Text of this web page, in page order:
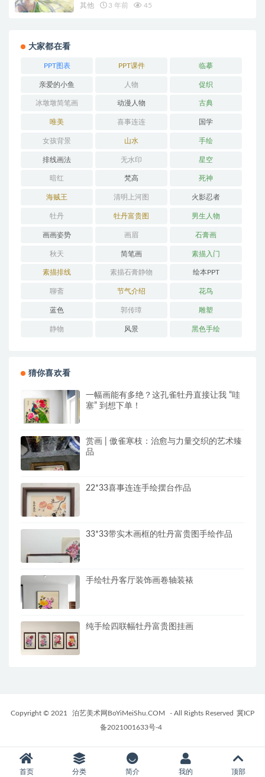
其他 3 年前 45
大家都在看
PPT图表 PPT课件 临摹
亲爱的小鱼 人物 促织
冰墩墩简笔画 动漫人物 古典
唯美 喜事连连 国学
女孩背景 山水 手绘
排线画法 无水印 星空
暗红 梵高 死神
海贼王 清明上河图 火影忍者
牡丹 牡丹富贵图 男生人物
画画姿势 画眉 石膏画
秋天 简笔画 素描入门
素描排线 素描石膏静物 绘本PPT
聊斋 节气介绍 花鸟
蓝色 郭传璋 雕塑
静物 风景 黑色手绘
猜你喜欢看
一幅画能有多绝？这孔雀牡丹直接让我 “哇
塞” 到想下单！
赏画 | 傲雀寒枝：治愈与力量交织的艺术臻
品
22*33喜事连连手绘摆台作品
33*33带实木画框的牡丹富贵图手绘作品
手绘牡丹客厅装饰画卷轴装裱
纯手绘四联幅牡丹富贵图挂画
Copyright © 2021 泊艺美术网BoYiMeiShu.COM - All Rights Reserved 冀ICP
备2021001633号-4
首页 分类 简介 我的 顶部